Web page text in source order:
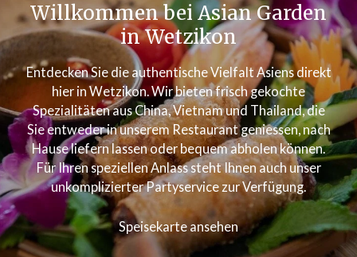
Willkommen bei Asian Garden
in Wetzikon
Entdecken Sie die authentische Vielfalt Asiens direkt
hier in Wetzikon. Wir bieten frisch gekochte
Spezialitäten aus China, Vietnam und Thailand, die
Sie entweder in unserem Restaurant geniessen, nach
Hause liefern lassen oder bequem abholen können.
Für Ihren speziellen Anlass steht Ihnen auch unser
unkomplizierter Partyservice zur Verfügung.
Speisekarte ansehen